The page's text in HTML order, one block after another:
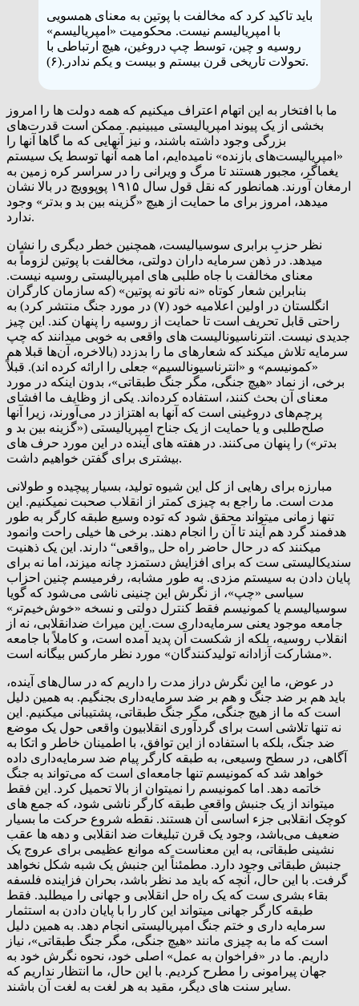
باید تاکید کرد که مخالفت با پوتین به معنای همسویی
با امپریالیسم نیست. محکومیت «امپریالیسم»
روسیه و چین، توسط چپ دروغین، هیچ ارتباطی با
تحولات تاریخی قرن بیستم و بیست و یکم ندادر.(۶).
ما با افتخار به این اتهام اعتراف میکنیم که همه دولت ها را امروز
بخشی از یک پیوند امپریالیستی میبینیم. ممکن است قدرت‌های
بزرگی وجود داشته باشند، و نیز آنهایی که ما گاها آنها را
«امپریالیست‌های بازنده» نامیده‌ایم، اما همه آنها توسط یک سیستم
یغماگر، مجبور هستند تا مرگ و ویرانی را در سراسر کره زمین به
ارمغان آورند. همانطور که نقل قول سال ۱۹۱۵ پوپوویچ در بالا نشان
میدهد، امروز برای ما حمایت از هیچ «گزینه بین بد و بدتر» وجود
ندارد.
نظر حزبِ برابری سوسیالیست، همچنین خطر دیگری را نشان
میدهد. در ذهن سرمایه داران دولتی، مخالفت با پوتین لزوماً به
معنای مخالفت با جاه طلبی های امپریالیستی روسیه نیست.
بنابراین شعار کوتاه «نه ناتو نه پوتین» (که سازمان کارگران
انگلستان در اولین اعلامیه خود (۷) در مورد جنگ منتشر کرد) به
راحتی قابل تحریف است تا حمایت از روسیه را پنهان کند. این چیز
جدیدی نیست. انترناسیونالیست های واقعی به خوبی میدانند که چپ
سرمایه تلاش میکند که شعارهای ما را بدزدد (بالاخره، آن‌ها قبلا هم
«کمونیسم» و «انترناسیونالسیم» جعلی را ارائه کرده اند). قبلاً
برخی، از نماد «هیچ جنگی، مگر جنگ طبقاتی»، بدون اینکه در مورد
معنای آن بحث کنند، استفاده کرده‌اند. یکی از وظایف ما افشای
پرچم‌های دروغینی است که آنها به اهتزاز در می‌آورند، زیرا آنها
صلح‌طلبی و یا حمایت از یک جناح امپریالیستی («گزینه بین بد و
بدتر») را پنهان می‌کنند. در هفته های آینده در این مورد حرف های
بیشتری برای گفتن خواهیم داشت.
مبارزه برای رهایی از کل این شیوه تولید، بسیار پیچیده و طولانی
مدت است. ما راجع به چیزی کمتر از انقلاب صحبت نمیکنیم. این
تنها زمانی میتواند محقق شود که توده وسیع طبقه کارگر به طور
هدفمند گرد هم آیند تا آن را انجام دهند. برخی ها خیلی راحت وانمود
میکنند که در حال حاضر راه حل „واقعی“ دارند. این یک ذهنیت
سندیکالیستی ست که برای افزایش دستمزد چانه میزند، اما نه برای
پایان دادن به سیستم مزدی. به طور مشابه، رفرمیسم چنین احزاب
سیاسی «چپ»، از نگرش این چنینی ناشی می‌شود که گویا
سوسیالیسم یا کمونیسم فقط کنترل دولتی و نسخه‌ «خوش‌خیم‌تر»
جامعه موجود یعنی سرمایه‌داری ست. این میراث ضدانقلابی، نه از
انقلاب روسیه، بلکه از شکست آن پدید آمده است، و کاملاً با جامعه
«مشارکت آزادانه تولیدکنندگان» مورد نظر مارکس بیگانه است.
در عوض، ما این نگرش دراز مدت را داریم که در سال‌های آینده،
باید هم بر ضد جنگ و هم بر ضد سرمایه‌داری بجنگیم. به همین دلیل
است که ما از هیچ جنگی، مگر جنگ طبقاتی، پشتیبانی میکنیم. این
نه تنها تلاشی است برای گردآوری انقلابیون واقعی حول یک موضع
ضد جنگ، بلکه با استفاده از این توافق، با اطمینان خاطر و اتکا به
آگاهی، در سطح وسیعی، به طبقه کارگر پیام ضد سرمایه‌داری داده
خواهد شد که کمونیسم تنها جامعه‌ای است که می‌تواند به جنگ
خاتمه دهد. اما کمونیسم را نمیتوان از بالا تحمیل کرد. این فقط
میتواند از یک جنبش واقعی طبقه کارگر ناشی شود، که جمع های
کوچک انقلابی جزء اساسی آن هستند. نقطه شروع حرکت ما بسیار
ضعیف می‌باشد، وجود یک قرن تبلیغات ضد انقلابی و دهه ها عقب
نشینی طبقاتی، به این معناست که موانع عظیمی برای عروج یک
جنبش طبقاتی وجود دارد. مطمئناً این جنبش یک شبه شکل نخواهد
گرفت. با این حال، آنچه که باید مد نظر باشد، بحران فزاینده فلسفه
بقاء بشری ست که یک راه حل انقلابی و جهانی را میطلبد. فقط
طبقه کارگر جهانی میتواند این کار را با پایان دادن به استثمار
سرمایه داری و ختم جنگ امپریالیستی انجام دهد. به همین دلیل
است که ما به چیزی مانند «هیچ جنگی، مگر جنگ طبقاتی»، نیاز
داریم. ما در «فراخوان به عمل» اصلی خود، نحوه نگرش خود به
جهان پیرامونی را مطرح کردیم. با این حال، ما انتظار نداریم که
سایر سنت های دیگر، مقید به هر لغت به لغت آن باشند.